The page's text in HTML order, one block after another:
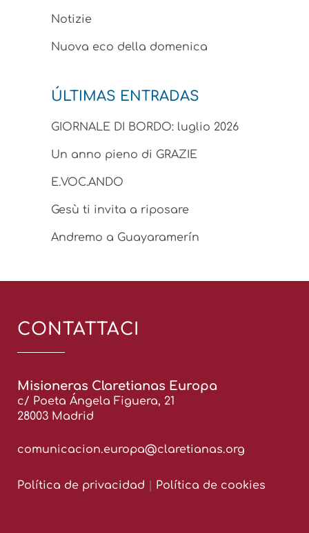
Notizie
Nuova eco della domenica
ÚLTIMAS ENTRADAS
GIORNALE DI BORDO: luglio 2026
Un anno pieno di GRAZIE
E.VOC.ANDO
Gesù ti invita a riposare
Andremo a Guayaramerín
CONTATTACI
Misioneras Claretianas Europa
c/ Poeta Ángela Figuera, 21
28003 Madrid
comunicacion.europa@claretianas.org
Política de privacidad Política de cookies